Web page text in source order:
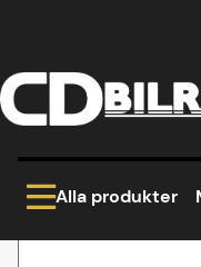
Alla produkter
Produktbilder Ctek Pro